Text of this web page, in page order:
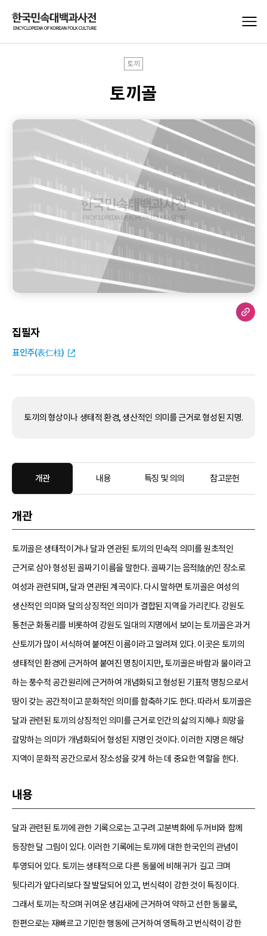
토끼
토끼골
집필자
표인주(表仁柱)
토끼의 형상이나 생태적 환경, 생산적인 의미를 근거로 형성된 지명.
개관 내용 특징 및 의의 참고문헌
개관
토끼골은 생태적이거나 달과 연관된 토끼의 민속적 의미를 원초적인
근거로 삼아 형성된 골짜기 이름을 말한다. 골짜기는 음적陰的인 장소로
여성과 관련되며, 달과 연관된 계곡이다. 다시 말하면 토끼골은 여성의
생산적인 의미와 달의 상징적인 의미가 결합된 지역을 가리킨다. 강원도
통천군 화통리를 비롯하여 강원도 일대의 지명에서 보이는 토끼골은 과거
산토끼가 많이 서식하여 붙여진 이름이라고 알려져 있다. 이곳은 토끼의
생태적인 환경에 근거하여 붙여진 명칭이지만, 토끼골은 바람과 물이라고
하는 풍수적 공간원리에 근거하여 개념화되고 형성된 기표적 명칭으로서
땅이 갖는 공간적이고 문화적인 의미를 함축하기도 한다. 따라서 토끼골은
달과 관련된 토끼의 상징적인 의미를 근거로 인간의 삶의 지혜나 희망을
갈망하는 의미가 개념화되어 형성된 지명인 것이다. 이러한 지명은 해당
지역이 문화적 공간으로서 장소성을 갖게 하는 데 중요한 역할을 한다.
내용
달과 관련된 토끼에 관한 기록으로는 고구려 고분벽화에 두꺼비와 함께
등장한 달 그림이 있다. 이러한 기록에는 토끼에 대한 한국인의 관념이
투영되어 있다. 토끼는 생태적으로 다른 동물에 비해 귀가 길고 크며
뒷다리가 앞다리보다 잘 발달되어 있고, 번식력이 강한 것이 특징이다.
그래서 토끼는 작으며 귀여운 생김새에 근거하여 약하고 선한 동물로,
한편으로는 재빠르고 기민한 행동에 근거하여 영특하고 번식력이 강한